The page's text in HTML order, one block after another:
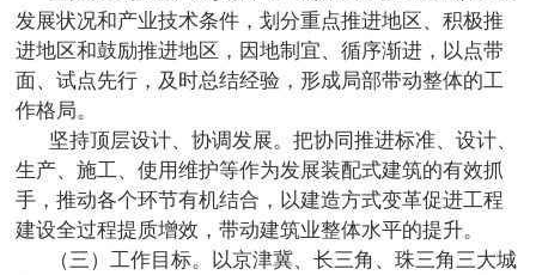
发展状况和产业技术条件，划分重点推进地区、积极推
进地区和鼓励推进地区，因地制宜、循序渐进，以点带
面、试点先行，及时总结经验，形成局部带动整体的工
作格局。
坚持顶层设计、协调发展。把协同推进标准、设计、
生产、施工、使用维护等作为发展装配式建筑的有效抓
手，推动各个环节有机结合，以建造方式变革促进工程
建设全过程提质增效，带动建筑业整体水平的提升。
（三）工作目标。以京津冀、长三角、珠三角三大城